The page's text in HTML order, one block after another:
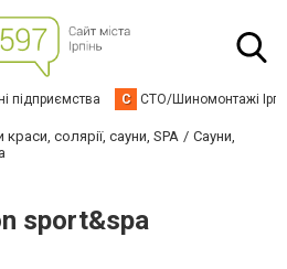
підприємства С СТО/Шиномонтажі
солярії, сауни, SPA
Сауни,
sport&spa